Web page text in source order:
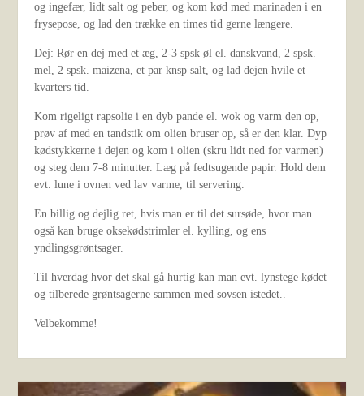
og ingefær, lidt salt og peber, og kom kød med marinaden i en
frysepose, og lad den trække en times tid gerne længere.
Dej: Rør en dej med et æg, 2-3 spsk øl el. danskvand, 2 spsk.
mel, 2 spsk. maizena, et par knsp salt, og lad dejen hvile et
kvarters tid.
Kom rigeligt rapsolie i en dyb pande el. wok og varm den op,
prøv af med en tandstik om olien bruser op, så er den klar. Dyp
kødstykkerne i dejen og kom i olien (skru lidt ned for varmen)
og steg dem 7-8 minutter. Læg på fedtsugende papir. Hold dem
evt. lune i ovnen ved lav varme, til servering.
En billig og dejlig ret, hvis man er til det sursøde, hvor man
også kan bruge oksekødstrimler el. kylling, og ens
yndlingsgrøntsager.
Til hverdag hvor det skal gå hurtig kan man evt. lynstege kødet
og tilberede grøntsagerne sammen med sovsen istedet..
Velbekomme!